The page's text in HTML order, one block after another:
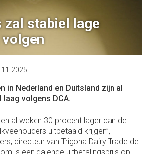
stabiel lage
11-2025
in Nederland en Duitsland zijn al
laag volgens DCA.
al weken 30 procent lager dan de
uitbetaald krijgen”,
directeur van Trigona Dairy Trade de
is een dalende uitbetalingsprijs op